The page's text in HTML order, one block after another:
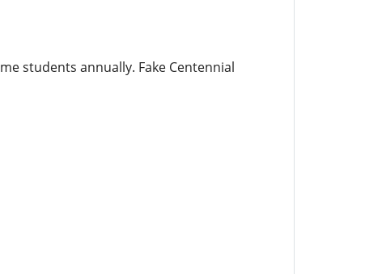
students annually. Fake Centennial